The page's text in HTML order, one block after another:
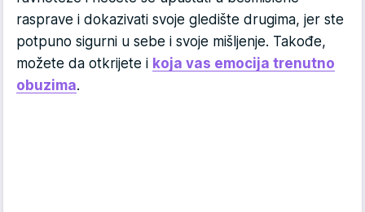
rasprave i dokazivati svoje gledište drugima, jer ste
potpuno sigurni u sebe i svoje mišljenje. Takođe,
možete da otkrijete i koja vas emocija trenutno
obuzima.